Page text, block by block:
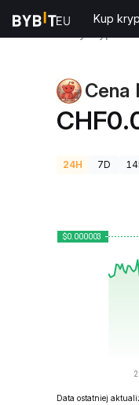
Kup
Cena
24H 7D
Data ostatniej